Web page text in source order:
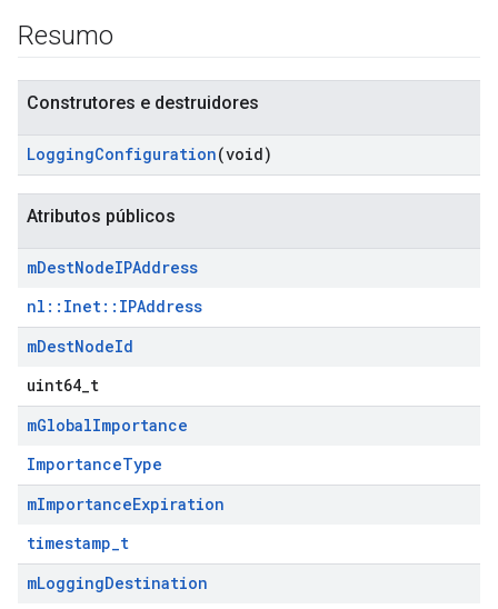
Resumo
Construtores e destruidores
LoggingConfiguration(void)
Atributos públicos
mDestNodeIPAddress
nl::Inet::IPAddress
mDestNodeId
uint64_t
mGlobalImportance
ImportanceType
mImportanceExpiration
timestamp_t
mLoggingDestination